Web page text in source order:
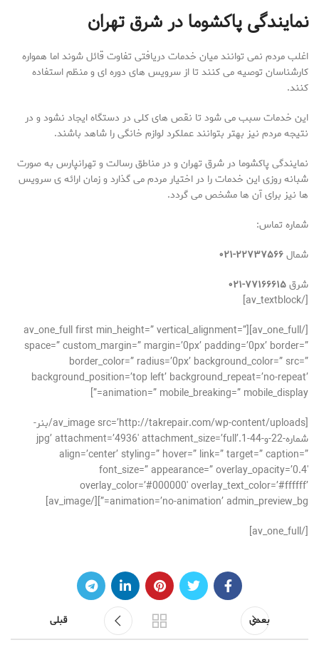
نمایندگی پاکشوما در شرق تهران
اغلب مردم نمی توانند میان خدمات دریافتی تفاوت قائل شوند اما همواره
کارشناسان توصیه می کنند تا از سرویس های دوره ای و منظم استفاده
کنند.
این خدمات سبب می شود تا نقص های کلی در دستگاه ایجاد نشود و در
نتیجه مردم نیز بهتر بتوانند عملکرد لوازم خانگی را شاهد باشند.
نمایندگی پاکشوما در شرق تهران و در مناطق رسالت و تهرانپارس به صورت
شبانه روزی این خدمات را در اختیار مردم می گذارد و زمان ارائه ی سرویس
ها نیز برای آن ها مشخص می گردد.
شماره تماس:
شمال
شرق۷۷۱۶۶۶۱۵-۰۲۱
[/av_textblock]
[/av_one_full][av_one_full first min_height=” vertical_alignment=”
space=” custom_margin=” margin=’0px’ padding=’0px’ border=”
border_color=” radius=’0px’ background_color=” src=”
background_position=’top left’ background_repeat=’no-repeat’
animation=” mobile_breaking=” mobile_display=”]
[av_image src=’http://takrepair.com/wp-content/uploads/بنر-
شماره-22-و-44-1.jpg’ attachment=’4936′ attachment_size=’full’
align=’center’ styling=” hover=” link=” target=” caption=”
font_size=” appearance=” overlay_opacity=’0.4′
overlay_color=’#000000′ overlay_text_color=’#ffffff’
animation=’no-animation’ admin_preview_bg=”][/av_image]
[/av_one_full]
بعدی قبلی